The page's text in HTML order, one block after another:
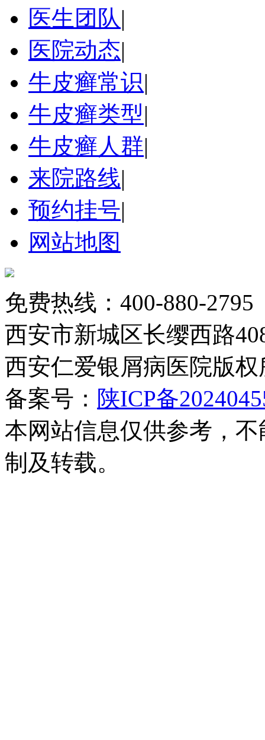
医生团队|
医院动态|
牛皮癣常识|
牛皮癣类型|
牛皮癣人群|
来院路线|
预约挂号|
网站地图
免费热线：400-880-2795
西安市新城区长缨西路
西安仁爱银屑病医院版权
备案号： 陕ICP备
本网站信息仅供参考，
制及转载。